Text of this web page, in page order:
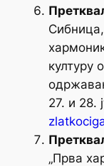
културу
27. и 28.
„Прва